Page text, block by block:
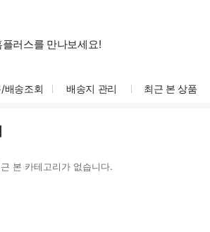
러스를 만나보세요!
배송조회 배송지 관리 최근 본 상품
본 카테고리가 없습니다.